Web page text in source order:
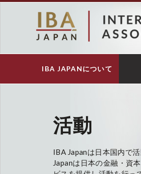
メ
Main
IBA JAPANについて
活動
IBA Japanは日本国内で
Japanは日本の金融・資